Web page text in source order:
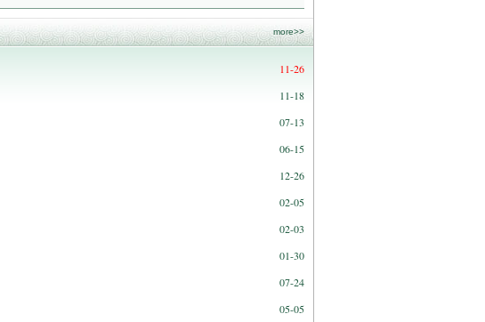
more>>
11-26
11-18
07-13
06-15
12-26
02-05
02-03
01-30
07-24
05-05